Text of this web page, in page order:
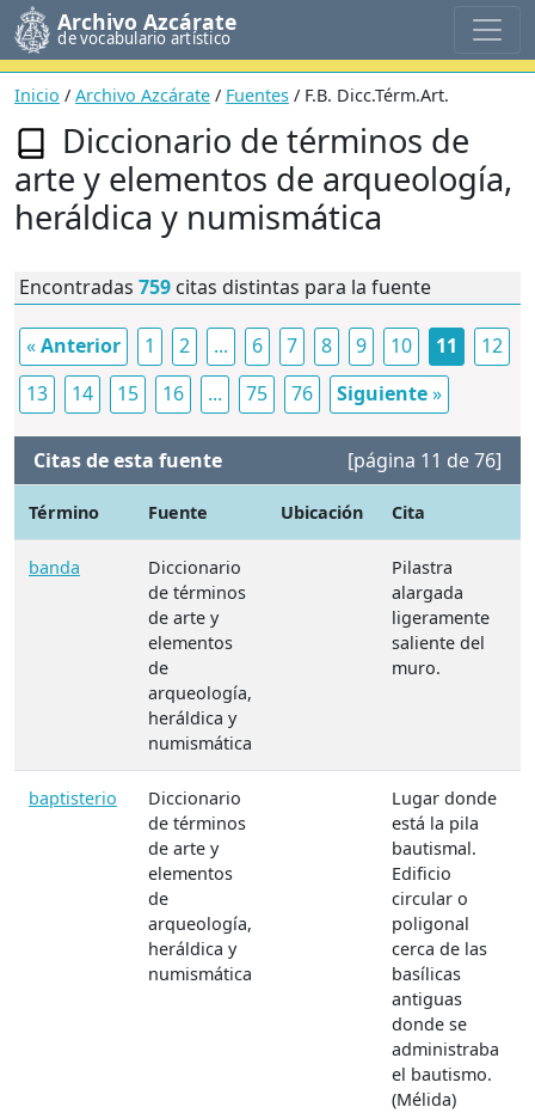
Archivo Azcárate
de vocabulario artístico
Inicio / Archivo Azcárate / Fuentes / F.B. Dicc.Térm.Art.
Diccionario de términos de
arte y elementos de arqueología,
heráldica y numismática
Encontradas 759 citas distintas para la fuente
«Anterior 1 2 ... 6 7 8 9 10 11
12
13
14 15 16 ... 75 76 Siguiente»
Citas de esta fuente [página 11 de 76]
Término Fuente Ubicación Cita
banda
Diccionario
de términos
de arte y
elementos
de
arqueología,
heráldica y
numismática
Pilastra
alargada
ligeramente
saliente del
muro.
baptisterio
Diccionario
de términos
de arte y
elementos
de
arqueología,
heráldica y
numismática
Lugar donde
está la pila
bautismal.
Edificio
circular o
poligonal
cerca de las
basílicas
antiguas
donde se
administraba
el bautismo.
(Mélida)